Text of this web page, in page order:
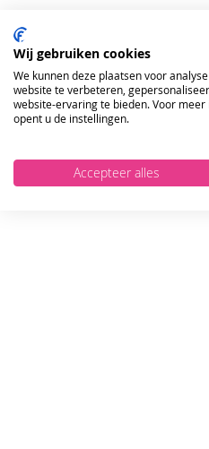
Wij gebruiken cookies
We kunnen deze plaatsen voor
website te verbeteren,
website-ervaring te bieden. Voor
opent u de instellingen.
Accepteer alles